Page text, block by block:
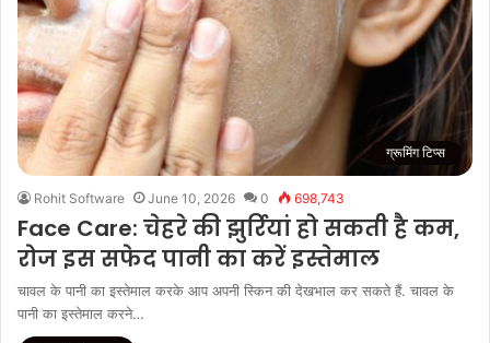
ग्रूमिंग टिप्स
Rohit Software June 10, 2026 0 698,743
Face Care: चेहरे की झुर्रियां हो सकती है कम,
रोज इस सफेद पानी का करें इस्तेमाल
चावल के पानी का इस्तेमाल करके आप अपनी स्किन की देखभाल कर सकते हैं. चावल के
पानी का इस्तेमाल करने…